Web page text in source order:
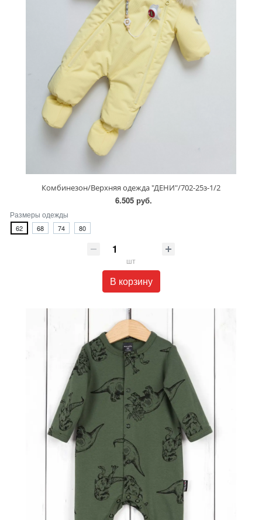
Комбинезон/Верхняя одежда "ДЕНИ"/702-25з-1/2
6.505 руб.
Размеры одежды
62 68 74 80
шт
В корзину